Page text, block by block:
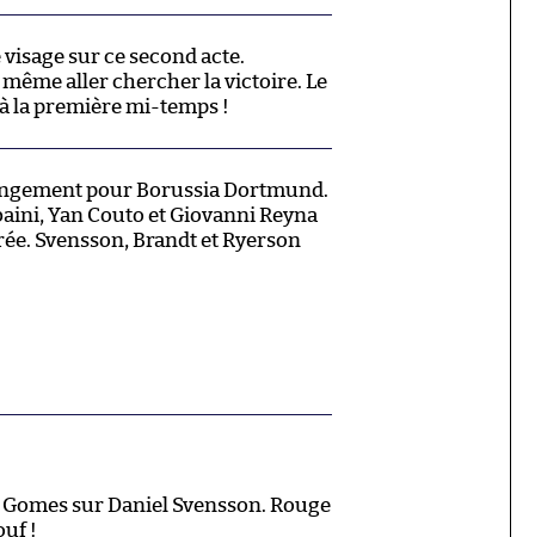
sur ce second acte.
aller chercher la victoire. Le
la première mi-temps !
pour Borussia Dortmund.
Yan Couto et Giovanni Reyna
Svensson, Brandt et Ryerson
sur Daniel Svensson. Rouge
!